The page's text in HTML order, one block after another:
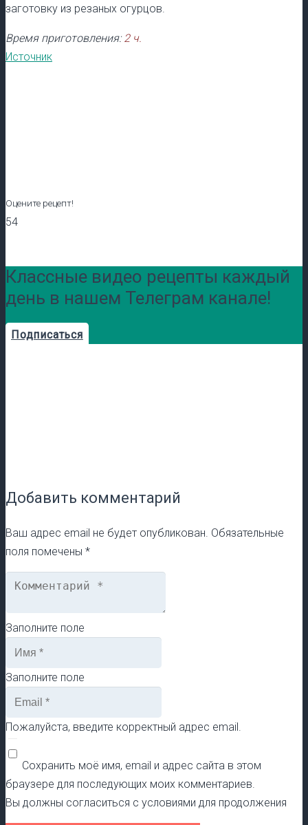
заготовку из резаных огурцов.
Время приготовления: 2 ч.
Источник
Оцените рецепт!
54
Классные видео рецепты каждый
день в нашем Телеграм канале!
Подписаться
Добавить комментарий
Ваш адрес email не будет опубликован. Обязательные
поля помечены *
Заполните поле
Заполните поле
Пожалуйста, введите корректный адрес email.
Сохранить моё имя, email и адрес сайта в этом
браузере для последующих моих комментариев.
Вы должны согласиться с условиями для продолжения